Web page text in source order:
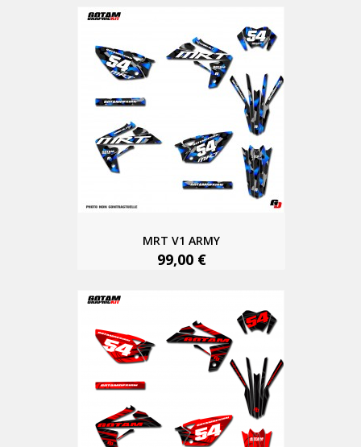
MRT V1 ARMY
99,00 €